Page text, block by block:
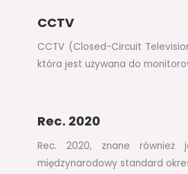
CCTV
CCTV (Closed-Circuit
która jest używana do
Rec. 2020
Rec. 2020, znane również
międzynarodowy standard